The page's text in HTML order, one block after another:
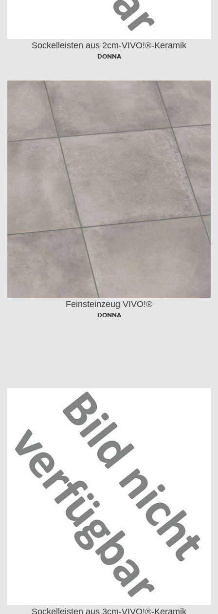
Sockelleisten aus 2cm-VIVO!®-Keramik
DONNA
Feinsteinzeug VIVO!®
DONNA
Sockelleisten aus 3cm-VIVO!®-Keramik